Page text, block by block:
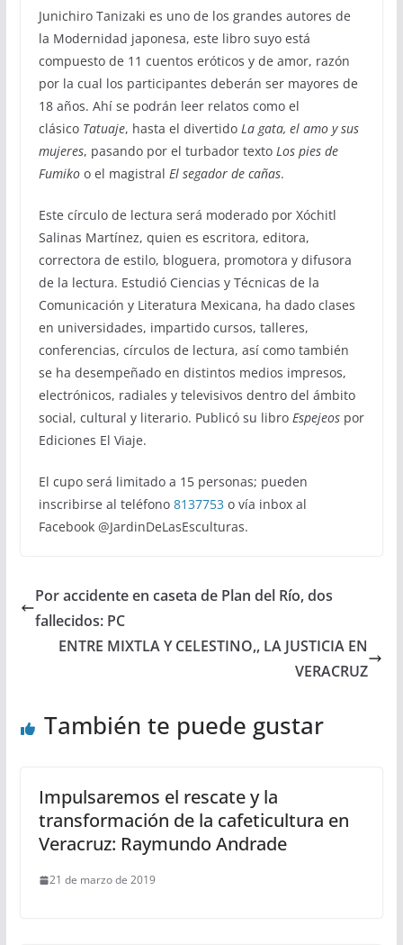
Junichiro Tanizaki es uno de los grandes autores de
la Modernidad japonesa, este libro suyo está
compuesto de 11 cuentos eróticos y de amor, razón
por la cual los participantes deberán ser mayores de
18 años. Ahí se podrán leer relatos como el
clásico Tatuaje, hasta el divertido La gata, el amo y sus
mujeres, pasando por el turbador texto Los pies de
Fumikoo el magistral El segador de cañas.
Este círculo de lectura será moderado por Xóchitl
Salinas Martínez, quien es escritora, editora,
correctora de estilo, bloguera, promotora y difusora
de la lectura. Estudió Ciencias y Técnicas de la
Comunicación y Literatura Mexicana, ha dado clases
en universidades, impartido cursos, talleres,
conferencias, círculos de lectura, así como también
se ha desempeñado en distintos medios impresos,
electrónicos, radiales y televisivos dentro del ámbito
social, cultural y literario. Publicó su libro Espejeospor
Ediciones El Viaje.
El cupo será limitado a 15 personas; pueden
inscribirse al teléfono 8137753 o vía inbox al
Facebook @JardinDeLasEsculturas.
Por accidente en caseta de Plan del Río, dos
fallecidos: PC
ENTRE MIXTLA Y CELESTINO,, LA JUSTICIA EN
VERACRUZ
También te puede gustar
Impulsaremos el rescate y la
transformación de la cafeticultura en
Veracruz: Raymundo Andrade
21 de marzo de 2019